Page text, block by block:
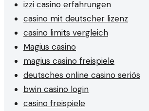
izzi casino erfahrungen
casino mit deutscher lizenz
casino limits vergleich
Magius casino
magius casino freispiele
deutsches online casino seriös
bwin casino login
casino freispiele